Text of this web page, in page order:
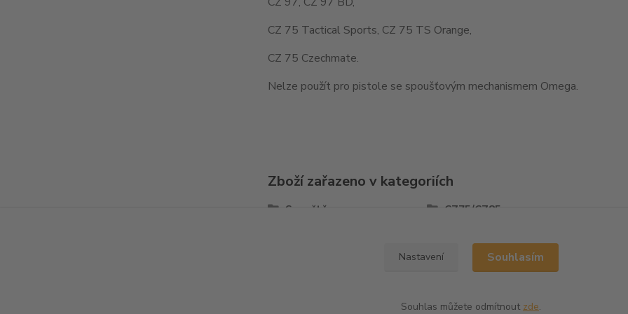
CZ 75 Tactical Sports, CZ 75 TS Orange,
CZ 75 Czechmate.
Nelze použít pro pistole se spoušťovým mechanismem Omega.
Zboží zařazeno v kategoriích
Spouště CZ75/CZ85
Nastavení Souhlasím
Souhlas můžete odmítnout zde.